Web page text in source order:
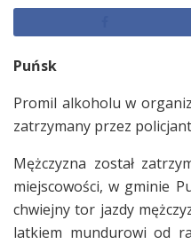
Puńsk
Promil alkoholu w
zatrzymany przez
Mężczyzna został
miejscowości, w gminie
chwiejny tor jazdy
latkiem mundurowi od